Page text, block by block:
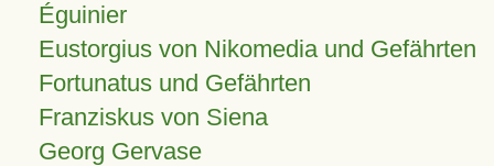
Éguinier
Eustorgius von Nikomedia und Gefährten
Fortunatus und Gefährten
Franziskus von Siena
Georg Gervase